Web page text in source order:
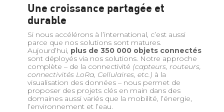
Une croissance partagée et
durable
Si nous accélérons à l’international, c’est aussi
parce que nos solutions sont matures.
Aujourd’hui, plus de 350 000 objets connectés
sont déployés via nos solutions. Notre approche
complète – de la connectivité (capteurs, routeurs,
connectivités LoRa, Cellulaires, etc.) à la
visualisation des données – nous permet de
proposer des projets clés en main dans des
domaines aussi variés que la mobilité, l’énergie,
l’environnement et l’eau.